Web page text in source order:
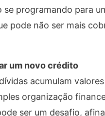
se programando para
pode não ser mais
um novo crédito
acumulam
organização
ser um desafio,